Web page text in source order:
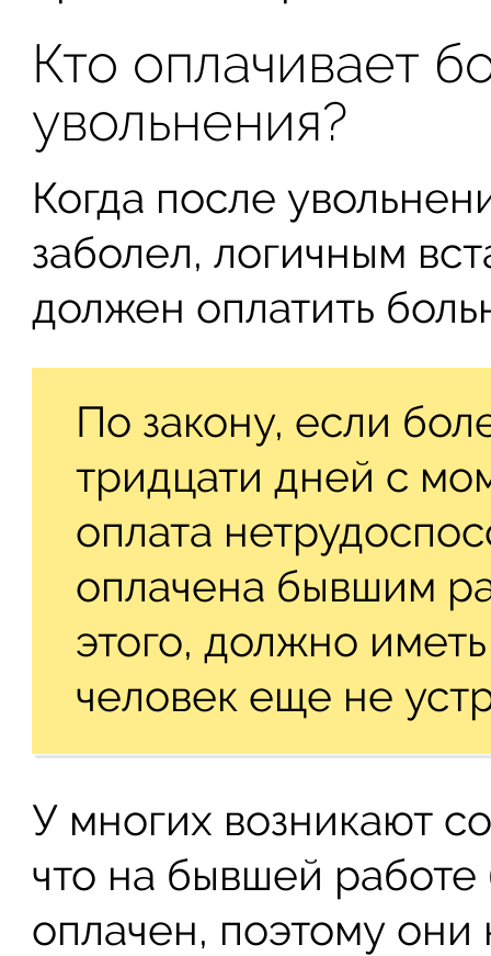
Кто оплачивает
увольнения?
Когда после
заболел, логичным
должен оплатить
По закону, если
тридцати дней с
оплата
оплачена бывшим
этого, должно
человек еще не
У многих возникают
что на бывшей
оплачен, поэтому